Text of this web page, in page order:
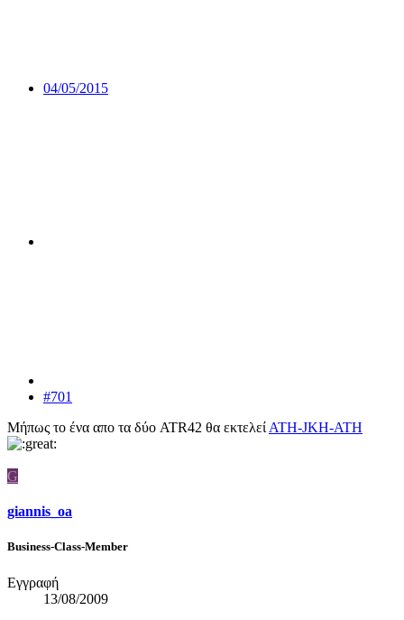
04/05/2015
#701
Μήπως το ένα απο τα δύο ATR42 θα εκτελεί ΑΤΗ-JKH-ATH
G
giannis_oa
Business-Class-Member
Εγγραφή
13/08/2009